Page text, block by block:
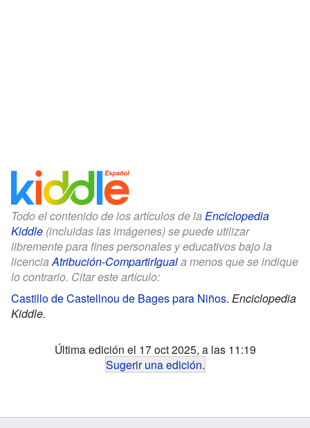
Todo el contenido de los artículos de la Enciclopedia
Kiddle (incluidas las imágenes) se puede utilizar
libremente para fines personales y educativos bajo la
licenciaAtribución-CompartirIguala menos que se indique
lo contrario. Citar este artículo:
Castillo de Castellnou de Bages para Niños. Enciclopedia
Kiddle.
Última edición el 17 oct 2025, a las 11:19
Sugerir una edición.